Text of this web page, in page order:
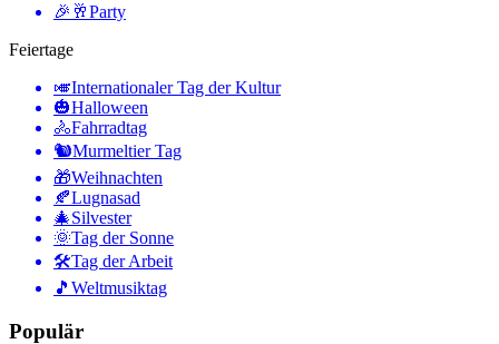
🎉🥂Party
Feiertage
🎺Internationaler Tag der Kultur
🎃Halloween
🚴Fahrradtag
🐿Murmeltier Tag
🎁Weihnachten
🍂Lugnasad
🎄Silvester
🌞Tag der Sonne
🛠Tag der Arbeit
🎵 Weltmusiktag
Populär